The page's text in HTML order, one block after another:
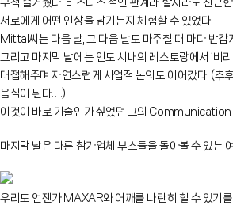
무척 즐거웠다. 비즈니스 적인 관계라 할지라도 친근
서로에게 어떤 인상을 남기는지 체험할 수 있었다.
Mittal씨는 다음 날, 그 다음 날도 마주칠 때 마다 반갑
그리고 마지막 날에는 인도 시내의 레스토랑에서 ‘비
대접해주며 자연스럽게 사업적 논의도 이어갔다. (추
음식이 된다….)
이것이 바로 기술인가 싶었던 그의 Communication
마지막 날은 다른 참가업체 부스들을 돌아볼 수 있는
우리도 언젠가 MAXAR와 어깨를 나란히 할 수 있기